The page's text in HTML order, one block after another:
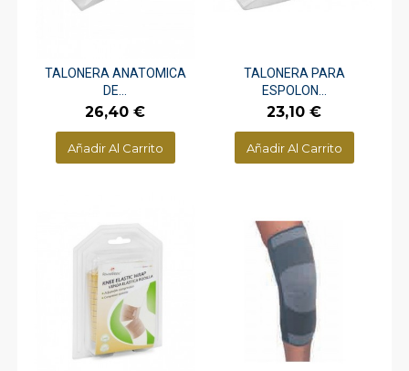
TALONERA ANATOMICA
DE...
Precio
26,40 €
Añadir Al Carrito
TALONERA PARA
ESPOLON...
Precio
23,10 €
Añadir Al Carrito